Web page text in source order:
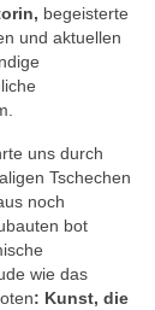
begeisterte
und aktuellen
uns durch
Tschechen
noch
bot
wie das
: Kunst, die